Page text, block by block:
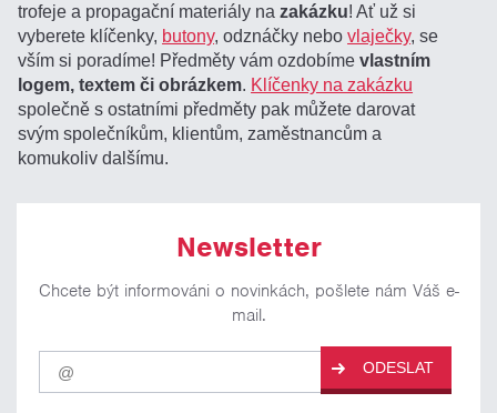
trofeje a propagační materiály nazakázku! Ať už si
vyberete klíčenky, butony, odznáčky nebovlaječky, se
vším si poradíme! Předměty vám ozdobímevlastním
logem, textem či obrázkem. Klíčenky na zakázku
společně s ostatními předměty pak můžete darovat
svým společníkům, klientům, zaměstnancům a
komukoliv dalšímu.
Newsletter
Chcete být informováni o novinkách, pošlete nám Váš e-
mail.
Pro
odběr
našich
ODESLAT